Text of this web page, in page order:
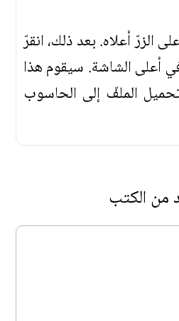
الزرّ أعلاه. بعد ذلك، انقرّ
أعلى الشاشة. سيقوم هذا
الملفّ إلى الحاسوب
من الكتب